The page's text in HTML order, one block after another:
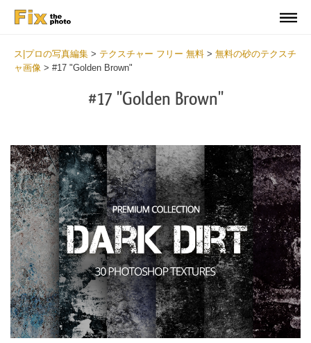
ス|プロの写真編集 > テクスチャー フリー 無料 > 無料の砂のテクスチ
ャ画像 > #17 "Golden Brown"
#17 "Golden Brown"
選んでください